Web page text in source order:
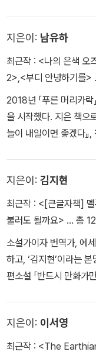
지은이: 남유하
최근작 : <나의 은색 오
2>,<부디 안녕하기를>
2018년 「푸른 머리카
을 시작했다. 지은 책으
늘이 내일이면 좋겠다』,
10월호에 번역, 소개되었
지은이: 김지현
최근작 : <[큰글자책]
불러도 될까요> … 총
소설가이자 번역가, 에
하고, ‘김지현’이라는
편소설 「반드시 만화가
상을 수상했다. 지은 책
소설 『너라는 이름의 숲
지은이: 이서영
최근작 : <The